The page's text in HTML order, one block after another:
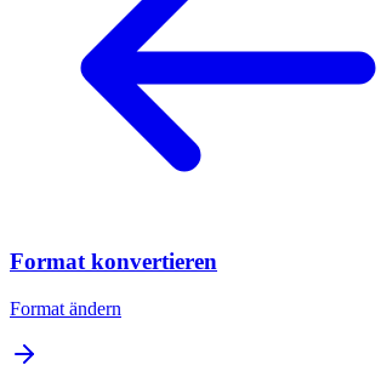
Format konvertieren
Format ändern